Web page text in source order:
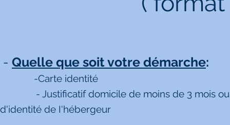
- Quelle que soit votre démarche:
-Carte identité
- Justificatif domicile de moins de 3 mois ou
d'identité de I'hébergeur